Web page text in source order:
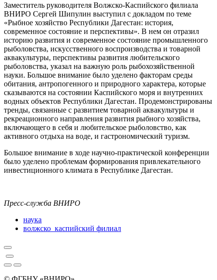
Заместитель руководителя Волжско-Каспийского филиала
ВНИРО Сергей Шипулин выступил с докладом по теме
«Рыбное хозяйство Республики Дагестан: история,
современное состояние и перспективы». В нем он отразил
историю развития и современное состояние промышленного
рыболовства, искусственного воспроизводства и товарной
аквакультуры, перспективы развития любительского
рыболовства, указал на важную роль рыбохозяйственной
науки. Большое внимание было уделено факторам среды
обитания, антропогенного и природного характера, которые
сказываются на состоянии Каспийского моря и внутренних
водных объектов Республики Дагестан. Продемонстрированы
тренды, связанные с развитием товарной аквакультуры и
рекреационного направления развития рыбного хозяйства,
включающего в себя и любительское рыболовство, как
активного отдыха на воде, и гастрономический туризм.
Большое внимание в ходе научно-практической конференции
было уделено проблемам формирования привлекательного
инвестиционного климата в Республике Дагестан.
Пресс-служба ВНИРО
наука
волжско_каспийский филиал